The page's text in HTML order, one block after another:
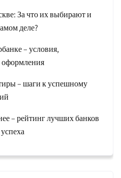
За что их выбирают и
деле?
– условия,
– шаги к успешному
– рейтинг лучших банков